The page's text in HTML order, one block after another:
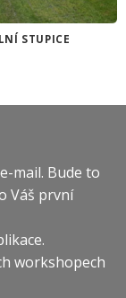
STUPICE
mail. Bude to
Váš první
workshopech